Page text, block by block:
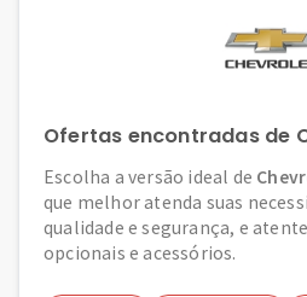
Ofertas encontradas de
Escolha a versão ideal de
que melhor atenda suas
qualidade e segurança, e
opcionais e acessórios.